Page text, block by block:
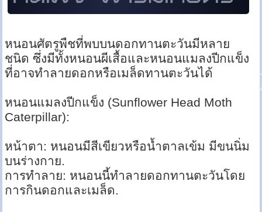
หนอนศัตรูพืชที่พบบนดอกทานตะวันมีหลาย
ชนิด ซึ่งมีทั้งหนอนผีเสื้อและหนอนแมลงปีกแข็ง
ที่อาจทำลายดอกหรือเมล็ดทานตะวันได้
หนอนแมลงปีกแข็ง (Sunflower Head Moth
Caterpillar):
หน้าตา: หนอนมีสีเขียวหรือน้ำตาลเข้ม มีขนนิ่ม
บนร่างกาย.
การทำลาย: หนอนนี้ทำลายดอกทานตะวันโดย
การกินดอกและเมล็ด.